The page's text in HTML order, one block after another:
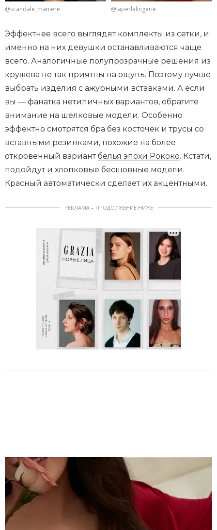
@scandale_maniere @laperlalingerie
Эффектнее всего выглядят комплекты из сетки, и
именно на них девушки останавливаются чаще
всего. Аналогичные полупрозрачные решения из
кружева не так приятны на ощупь. Поэтому лучше
выбрать изделия с ажурными вставками. А если
вы — фанатка нетипичных вариантов, обратите
внимание на шелковые модели. Особенно
эффектно смотрятся бра без косточек и трусы со
вставными резинками, похожие на более
откровенный вариантбелья эпохи Рококо. Кстати,
подойдут и хлопковые бесшовные модели.
Красный автоматически сделает их акцентными.
РЕКЛАМА – ПРОДОЛЖЕНИЕ НИЖЕ